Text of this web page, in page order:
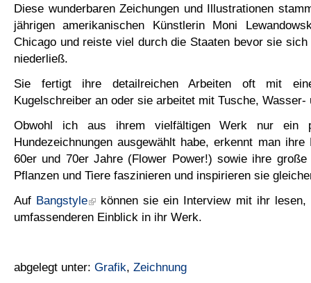
Diese wunderbaren Zeichungen und Illustrationen
jährigen amerikanischen Künstlerin Moni
Chicago und reiste viel durch die Staaten bevor sie
niederließ.
Sie fertigt ihre detailreichen Arbeiten oft mit
Kugelschreiber an oder sie arbeitet mit Tusche, Wasser-
Obwohl ich aus ihrem vielfältigen Werk nur ein
Hundezeichnungen ausgewählt habe, erkennt man
60er und 70er Jahre (Flower Power!) sowie ihre große
Pflanzen und Tiere faszinieren und inspirieren sie
Auf Bangstyle
können sie ein Interview mit ihr
umfassenderen Einblick in ihr Werk.
abgelegt unter: Grafik, Zeichnung